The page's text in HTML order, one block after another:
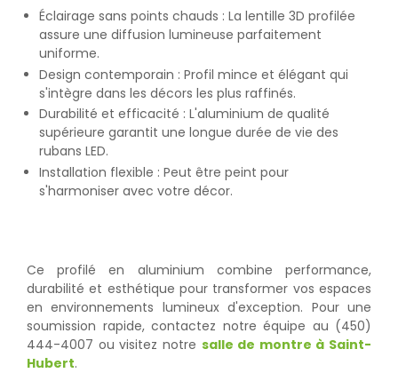
Éclairage sans points chauds : La lentille 3D profilée
assure une diffusion lumineuse parfaitement
uniforme.
Design contemporain : Profil mince et élégant qui
s'intègre dans les décors les plus raffinés.
Durabilité et efficacité : L'aluminium de qualité
supérieure garantit une longue durée de vie des
rubans LED.
Installation flexible : Peut être peint pour
s'harmoniser avec votre décor.
Ce profilé en aluminium combine performance,
durabilité et esthétique pour transformer vos espaces
en environnements lumineux d'exception. Pour une
soumission rapide, contactez notre équipe au (450)
444-4007 ou visitez notre salle de montre à Saint-
Hubert.